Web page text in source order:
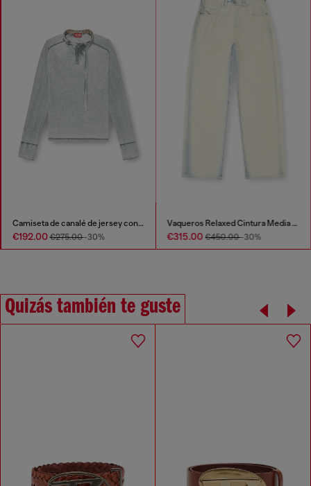
Camiseta de canalé de jersey con tira tipo biker en el cuello
€192.00€275.00-30%
Vaqueros Relaxed Cintura Media 1997 D-Enim-M
€315.00€450.00-30%
Quizás también te guste